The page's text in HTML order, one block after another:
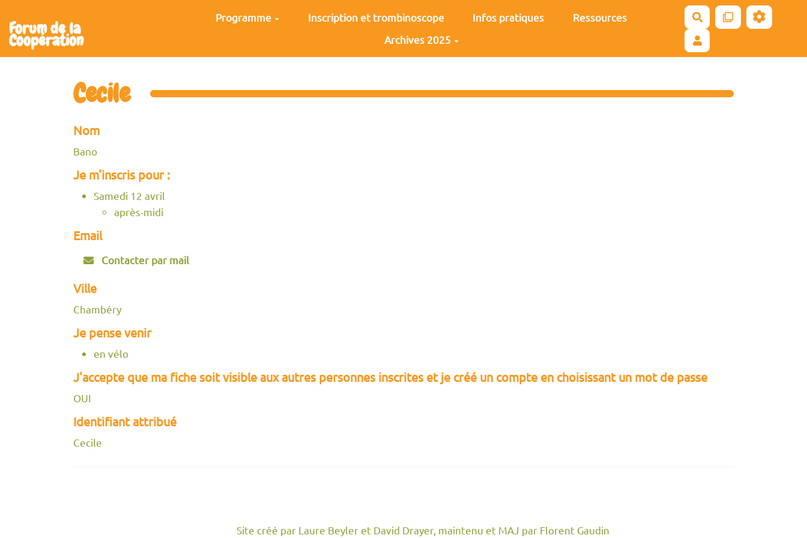
Forum de la
Coopération
Programme Inscription et trombinoscope Infos pratiques
Ressources
Archives 2025
Rechercher
Cecile
Nom
Bano
Je m'inscris pour :
Samedi 12 avril
après-midi
Email
Contacter par mail
Ville
Chambéry
Je pense venir
en vélo
J'accepte que ma fiche soit visible aux autres personnes inscrites et je créé un compte en choisissant un mot de passe
OUI
Identifiant attribué
Cecile
Site créé par Laure Beyler et David Drayer, maintenu et MAJ par Florent Gaudin